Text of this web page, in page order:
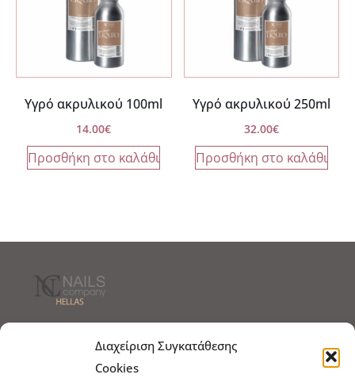
Διαχείριση Συγκατάθεσης
Cookies
Υγρό ακρυλικού 100ml
14.00€
Προσθήκη στο καλάθι
Υγρό ακρυλικού 250ml
32.00€
Προσθήκη στο καλάθι
Τρόποι Παραγγελίας